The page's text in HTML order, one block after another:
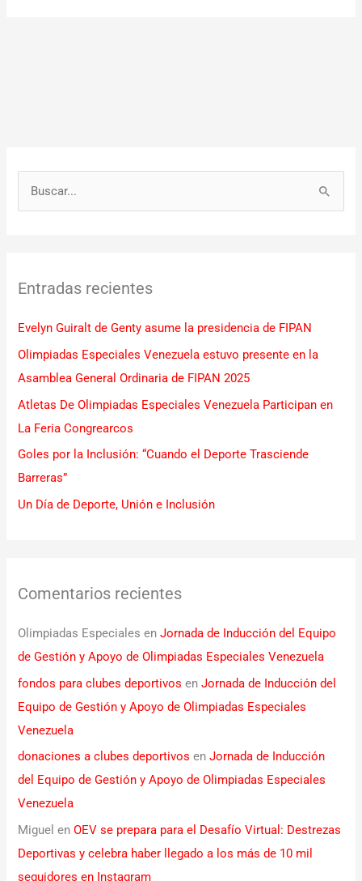
a
p
o
r
:
Entradas recientes
Evelyn Guiralt de Genty asume la presidencia de FIPAN
Olimpiadas Especiales Venezuela estuvo presente en la
Asamblea General Ordinaria de FIPAN 2025
Atletas De Olimpiadas Especiales Venezuela Participan en
La Feria Congrearcos
Goles por la Inclusión: “Cuando el Deporte Trasciende
Barreras”
Un Día de Deporte, Unión e Inclusión
Comentarios recientes
Olimpiadas Especiales enJornada de Inducción del Equipo
de Gestión y Apoyo de Olimpiadas Especiales Venezuela
fondos para clubes deportivos enJornada de Inducción del
Equipo de Gestión y Apoyo de Olimpiadas Especiales
Venezuela
donaciones a clubes deportivos enJornada de Inducción
del Equipo de Gestión y Apoyo de Olimpiadas Especiales
Venezuela
Miguel enOEV se prepara para el Desafío Virtual: Destrezas
Deportivas y celebra haber llegado a los más de 10 mil
seguidores en Instagram